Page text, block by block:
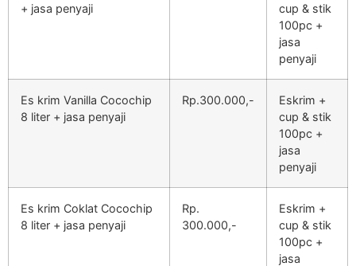
+ jasa penyaji
cup & stik
100pc +
jasa
penyaji
Es krim Vanilla Cocochip
8 liter + jasa penyaji
Rp.300.000,-
Eskrim +
cup & stik
100pc +
jasa
penyaji
Es krim Coklat Cocochip
8 liter + jasa penyaji
Rp.
300.000,-
Eskrim +
cup & stik
100pc +
jasa